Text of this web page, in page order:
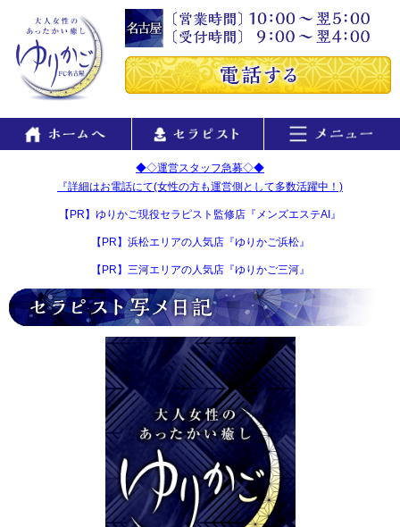
◆◇運営スタッフ急募◇◆
『詳細はお電話にて(女性の方も運営側として多数活躍中！)
【PR】ゆりかご現役セラピスト監修店『メンズエステAI』
【PR】浜松エリアの人気店『ゆりかご浜松』
【PR】三河エリアの人気店『ゆりかご三河』